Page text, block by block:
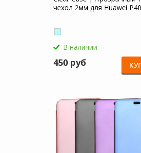
чехол 2мм для Huawei
В наличии
450 руб